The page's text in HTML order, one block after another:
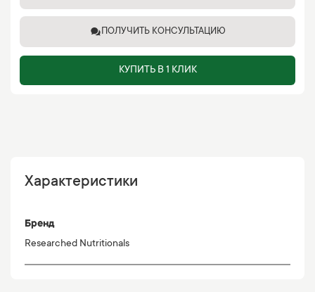
ПОЛУЧИТЬ КОНСУЛЬТАЦИЮ
КУПИТЬ В 1 КЛИК
Характеристики
Бренд
Researched Nutritionals